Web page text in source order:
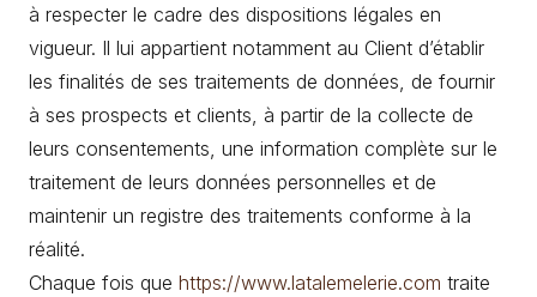
à respecter le cadre des dispositions légales en
vigueur. Il lui appartient notamment au Client d’établir
les finalités de ses traitements de données, de fournir
à ses prospects et clients, à partir de la collecte de
leurs consentements, une information complète sur le
traitement de leurs données personnelles et de
maintenir un registre des traitements conforme à la
réalité.
Chaque fois que https://www.latalemelerie.com traite